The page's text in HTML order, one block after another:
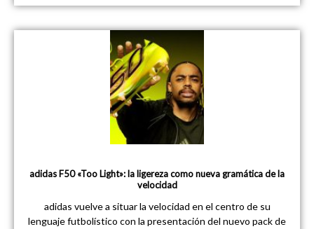
adidas F50 «Too Light»: la ligereza como nueva gramática de la
velocidad
adidas vuelve a situar la velocidad en el centro de su
lenguaje futbolístico con la presentación del nuevo pack de